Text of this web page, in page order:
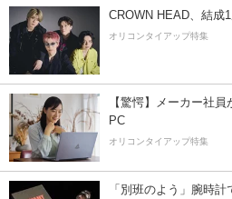
CROWN HEAD、結成
オリコンタイアップ特集
【驚愕】メーカー社
PC
オリコンタイアップ特集
「別班のよう」腕時